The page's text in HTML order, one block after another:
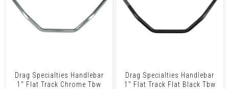
Drag Specialties Handlebar
1" Flat Track Chrome Tbw
Drag Specialties Handlebar
1" Flat Track Flat Black Tbw